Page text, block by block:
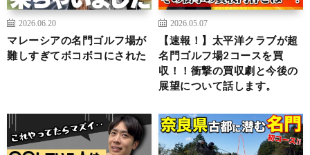
2026.06.20
マレーシアの名門ゴルフ場が
難しすぎてボコボコにされた
2026.05.07
【速報！】太平洋クラブが超
名門ゴルフ場2コースを買
収！！衝撃の買収劇と今後の
展望について話します。